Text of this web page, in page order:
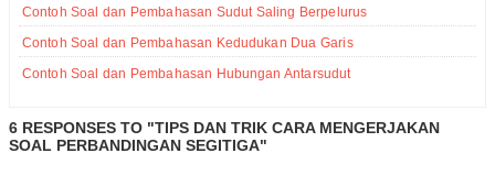
Contoh Soal dan Pembahasan Sudut Saling Berpelurus
Contoh Soal dan Pembahasan Kedudukan Dua Garis
Contoh Soal dan Pembahasan Hubungan Antarsudut
6 RESPONSES TO "TIPS DAN TRIK CARA MENGERJAKAN
SOAL PERBANDINGAN SEGITIGA"